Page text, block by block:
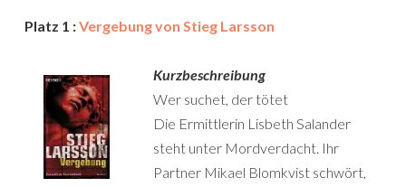
Platz 1 :Vergebung von Stieg Larsson
Kurzbeschreibung
Wer suchet, der tötet
Die Ermittlerin Lisbeth Salander
steht unter Mordverdacht. Ihr
Partner Mikael Blomkvist schwört,